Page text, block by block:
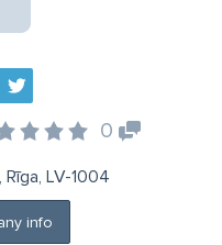
0
Rīga, LV-1004
info